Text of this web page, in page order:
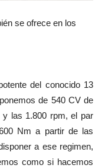
se ofrece en los
del conocido 13
de 540 CV de
y las 1.800 rpm, el par
Nm a partir de las
a ese regimen,
como si hacemos